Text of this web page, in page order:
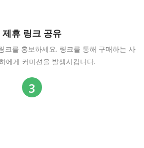
제휴 링크 공유
크를 홍보하세요. 링크를 통해 구매하는 사
에게 커미션을 발생시킵니다.